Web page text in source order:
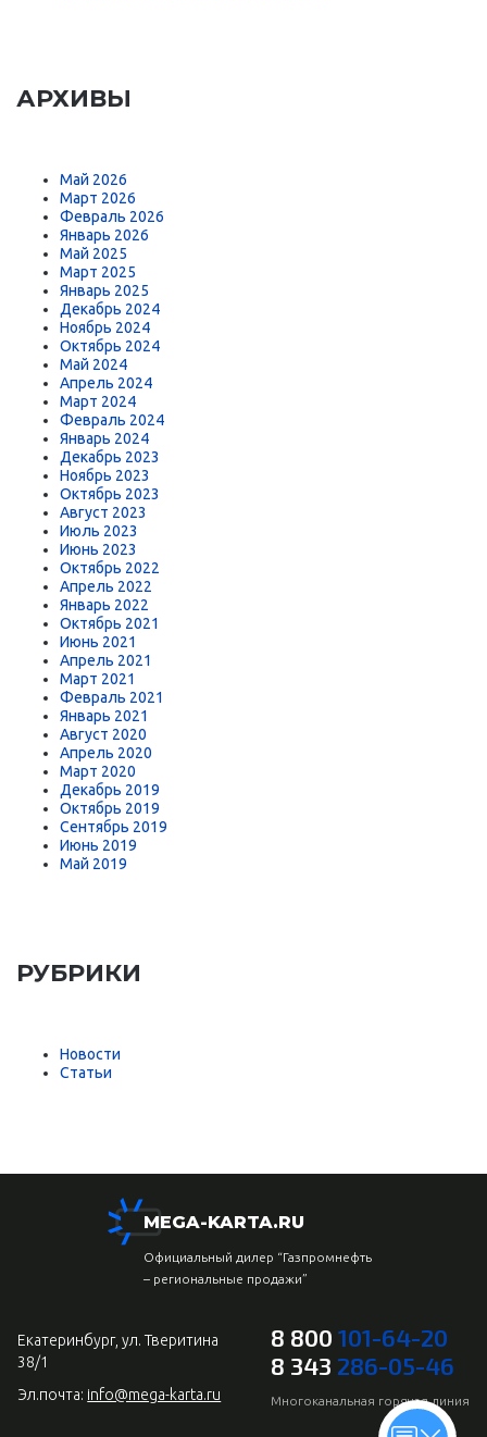
АРХИВЫ
Май 2026
Март 2026
Февраль 2026
Январь 2026
Май 2025
Март 2025
Январь 2025
Декабрь 2024
Ноябрь 2024
Октябрь 2024
Май 2024
Апрель 2024
Март 2024
Февраль 2024
Январь 2024
Декабрь 2023
Ноябрь 2023
Октябрь 2023
Август 2023
Июль 2023
Июнь 2023
Октябрь 2022
Апрель 2022
Январь 2022
Октябрь 2021
Июнь 2021
Апрель 2021
Март 2021
Февраль 2021
Январь 2021
Август 2020
Апрель 2020
Март 2020
Декабрь 2019
Октябрь 2019
Сентябрь 2019
Июнь 2019
Май 2019
РУБРИКИ
Новости
Статьи
MEGA-KARTA.RU
Официальный дилер “Газпромнефть
– региональные продажи”
Екатеринбург, ул. Тверитина
38/1
Эл.почта: info@mega-karta.ru
8 800 101-64-20
8 343 286-05-46
Многоканальная горячая линия